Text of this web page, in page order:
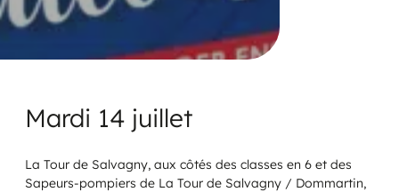
Mardi 14 juillet
La Tour de Salvagny, aux côtés des classes en 6 et des
Sapeurs-pompiers de La Tour de Salvagny / Dommartin,